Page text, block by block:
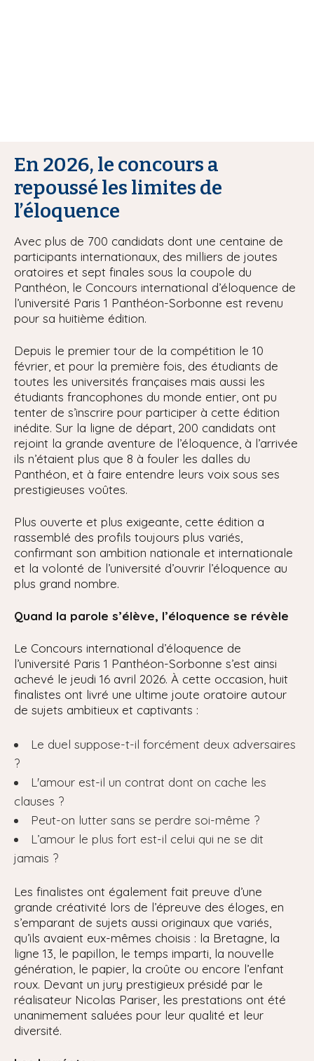
En 2026, le concours a
repoussé les limites de
l’éloquence
Avec plus de 700 candidats dont une centaine de
participants internationaux, des milliers de joutes
oratoires et sept finales sous la coupole du
Panthéon, le Concours international d’éloquence de
l’université Paris 1 Panthéon-Sorbonne est revenu
pour sa huitième édition.
Depuis le premier tour de la compétition le 10
février, et pour la première fois, des étudiants de
toutes les universités françaises mais aussi les
étudiants francophones du monde entier, ont pu
tenter de s’inscrire pour participer à cette édition
inédite. Sur la ligne de départ, 200 candidats ont
rejoint la grande aventure de l’éloquence, à l’arrivée
ils n’étaient plus que 8 à fouler les dalles du
Panthéon, et à faire entendre leurs voix sous ses
prestigieuses voûtes.
Plus ouverte et plus exigeante, cette édition a
rassemblé des profils toujours plus variés,
confirmant son ambition nationale et internationale
et la volonté de l’université d’ouvrir l’éloquence au
plus grand nombre.
Quand la parole s’élève, l’éloquence se révèle
Le Concours international d’éloquence de
l’université Paris 1 Panthéon-Sorbonne s’est ainsi
achevé le jeudi 16 avril 2026. À cette occasion, huit
finalistes ont livré une ultime joute oratoire autour
de sujets ambitieux et captivants :
Le duel suppose-t-il forcément deux adversaires
?
L'amour est-il un contrat dont on cache les
clauses ?
Peut-on lutter sans se perdre soi-même ?
L’amour le plus fort est-il celui qui ne se dit
jamais ?
Les finalistes ont également fait preuve d’une
grande créativité lors de l’épreuve des éloges, en
s’emparant de sujets aussi originaux que variés,
qu’ils avaient eux-mêmes choisis : la Bretagne, la
ligne 13, le papillon, le temps imparti, la nouvelle
génération, le papier, la croûte ou encore l’enfant
roux. Devant un jury prestigieux présidé par le
réalisateur Nicolas Pariser, les prestations ont été
unanimement saluées pour leur qualité et leur
diversité.